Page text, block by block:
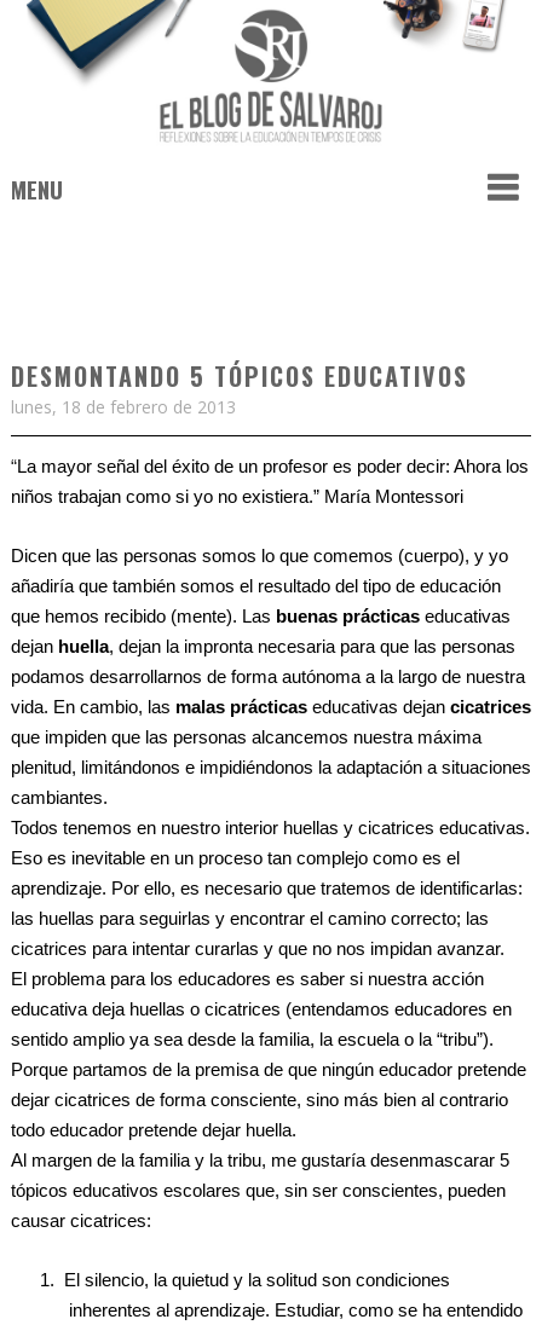
MENU
DESMONTANDO 5 TÓPICOS EDUCATIVOS
lunes, 18 de febrero de 2013
“La mayor señal del éxito de un profesor es poder decir: Ahora los
niños trabajan como si yo no existiera.”María Montessori
Dicen que las personas somos lo que comemos (cuerpo), y yo
añadiría que también somos el resultado del tipo de educación
que hemos recibido (mente). Las buenas prácticaseducativas
dejan huella, dejan la impronta necesaria para que las personas
podamos desarrollarnos de forma autónoma a la largo de nuestra
vida. En cambio, las malas prácticaseducativas dejan cicatrices
que impiden que las personas alcancemos nuestra máxima
plenitud, limitándonos e impidiéndonos la adaptación a situaciones
cambiantes.
Todos tenemos en nuestro interior huellas y cicatrices educativas.
Eso es inevitable en un proceso tan complejo como es el
aprendizaje. Por ello, es necesario que tratemos de identificarlas:
las huellas para seguirlas y encontrar el camino correcto; las
cicatrices para intentar curarlas y que no nos impidan avanzar.
El problema para los educadores es saber si nuestra acción
educativa deja huellas o cicatrices (entendamos educadores en
sentido amplio ya sea desde la familia, la escuela o la “tribu”).
Porque partamos de la premisa de que ningún educador pretende
dejar cicatrices de forma consciente, sino más bien al contrario
todo educador pretende dejar huella.
Al margen de la familia y la tribu, me gustaría desenmascarar 5
tópicos educativos escolares que, sin ser conscientes, pueden
causar cicatrices:
1. El silencio, la quietud y la solitud son condiciones
inherentes al aprendizaje. Estudiar, como se ha entendido